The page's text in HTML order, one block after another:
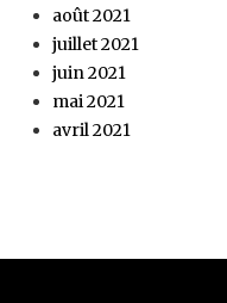
août 2021
juillet 2021
juin 2021
mai 2021
avril 2021